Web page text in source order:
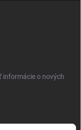
informácie o nových